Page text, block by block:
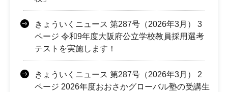
きょういくニュース 第287号（2026年3月） 3
ページ 令和9年度大阪府公立学校教員採用選考
テストを実施します！
きょういくニュース 第287号（2026年3月） 2
ページ 2026年度おおさかグローバル塾の受講生